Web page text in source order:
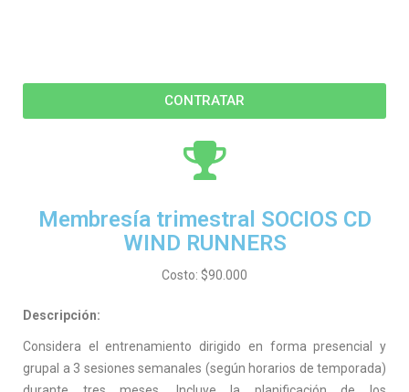
CONTRATAR
Membresía trimestral SOCIOS CD
WIND RUNNERS
Costo: $90.000
Descripción:
Considera el entrenamiento dirigido en forma presencial y
grupal a 3 sesiones semanales (según horarios de temporada)